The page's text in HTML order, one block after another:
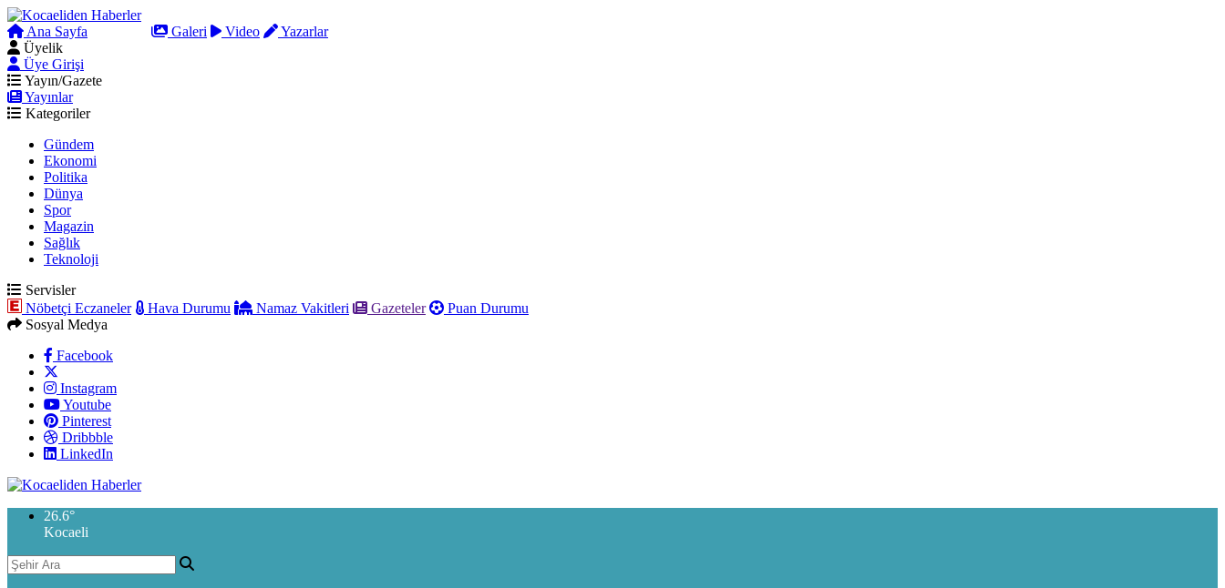
Ana Sayfa Galeri Video
Yazarlar
Üyelik
Üye Girişi
Yayın/Gazete
Yayınlar
Kategoriler
Gündem
Ekonomi
Politika
Dünya
Spor
Magazin
Sağlık
Teknoloji
Servisler
Nöbetçi Eczaneler
Hava Durumu Namaz Vakitleri Gazeteler
Puan Durumu
Sosyal Medya
Facebook
Instagram
Youtube
Pinterest
Dribbble
LinkedIn
26.6°
Kocaeli